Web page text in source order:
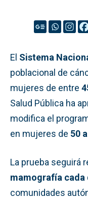
El Sistema
poblacional de
mujeres de entre
Salud Pública ha
modifica el
en mujeres de 50
La prueba seguirá
mamografía cada
comunidades